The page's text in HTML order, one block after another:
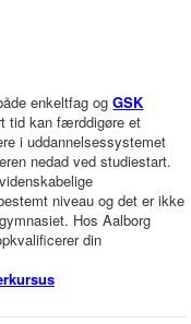
enkeltfag ogGSK
tid kan færddigøre et
i uddannelsessystemet
nedad ved studiestart.
niveau og det er ikke
Hos Aalborg
din